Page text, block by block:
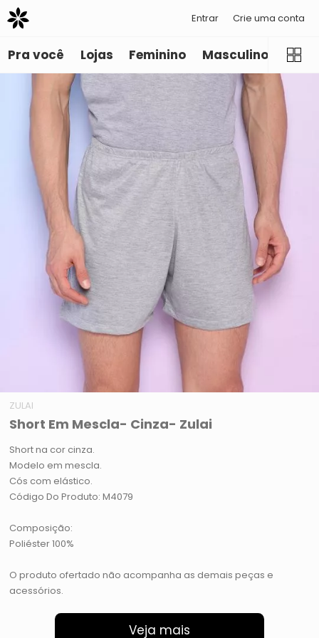
Entrar Crie uma conta
Pra você Lojas Feminino Masculino
ZULAI
Short Em Mescla- Cinza- Zulai
Short na cor cinza.
Modelo em mescla.
Cós com elástico.
Código Do Produto: M4079
Composição:
Poliéster 100%
O produto ofertado não acompanha as demais peças e
acessórios.
Veja mais